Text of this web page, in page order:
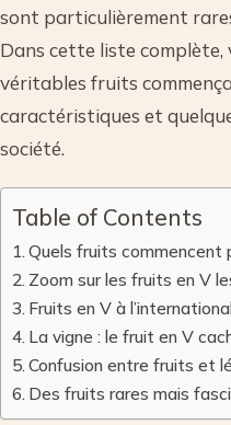
sont particulièrement
Dans cette liste complète,
véritables fruits
caractéristiques et
société.
Table of Contents
Quels fruits commencent
Zoom sur les fruits en V
Fruits en V à
La vigne : le fruit en V
Confusion entre fruits et
Des fruits rares mais